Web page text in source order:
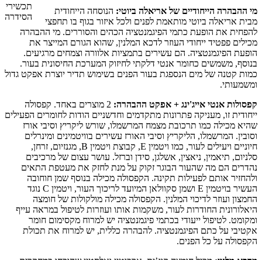
תכשירי
הסידרה
מי ההבהרה הייחודיים של אריאלה ביוטי: הנוסחה הייחודית
מבית אריאלה ביוטי מותאמת לפנים ולכל איזור בגוף בו תחפצי
להפחית את הופעת כתמי הפיגמנטציה הכהים והסוררים. מי ההבהרה
מכילים פפטיד ייחודי העוזר לדכא המלנין, שהוא הגורם המייצר את
הופעת הפיגמנטציה. הם עשירים בתמציות אלוורה וצמחים מרגיעים.
בנוסף, משמשים כחומר אנטי דלקתי לחיזוק המערכת החיסונית בעור.
כמות קטנה של מים הנספגת בעור הפנים בשימוש תדיר יוצרת אפקט גדול
ומשמעותי.
קפסולות אנטי אייג'ינג + אפקט ההבהרה:
2 מוצרים באחד. קפסולה
ייחודית זו, מעניקה פתרונות מתקדמים וחדשניים הודות לחומרים הפעילים
שהיא מכילה כמו תרכובת מצמח המרשמלו, שורש ליקריץ וסיבי אורז
וסובין. המרשמלו, הליקריץ וסיבי האורז עשירים בוויטמינים ומינרלים
חיוניים ויעילים לעור, כמו ויטמין E, קבוצת ויטמין B, מגנזיום, זרחן,
סלניום, תיאמין, ניאצין, אשלגן, סידן וברזל. עושר עצום של מרכיבים
נהדרים הם מה שהעור הבוגר זקוק על מנת לחזק את מעטפת התאים
ולהחזיר אותם לפעילות תקינה. הקפסולה מכילה בנוסף שמן חוחובה
העשיר בויטמין E ושמן סקוולאן המיועד לריכוך העור, ויטמין C נוגד
החמצון ועוזר לדיכוי המלנין. הקפסולה מכילה מולקולות של חומצה
היאלורונית החודרות לעור, משקמות אותו ועוזרות לטיפול במראה עייף
ומקומט. לטיפול ייעודי בכתמי פיגמנטציה יש למרוח מקסימום חומר
אקטיבי על כתם הפיגמנטציה. להבהרה כללית, יש למרוח את תכולת
הקפסולה על כל הפנים.